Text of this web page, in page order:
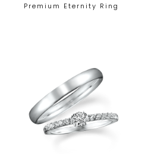
Premium Eternity Ring